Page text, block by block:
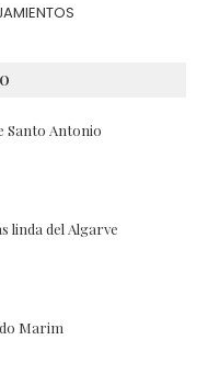
Santo Antonio
linda del Algarve
Marim